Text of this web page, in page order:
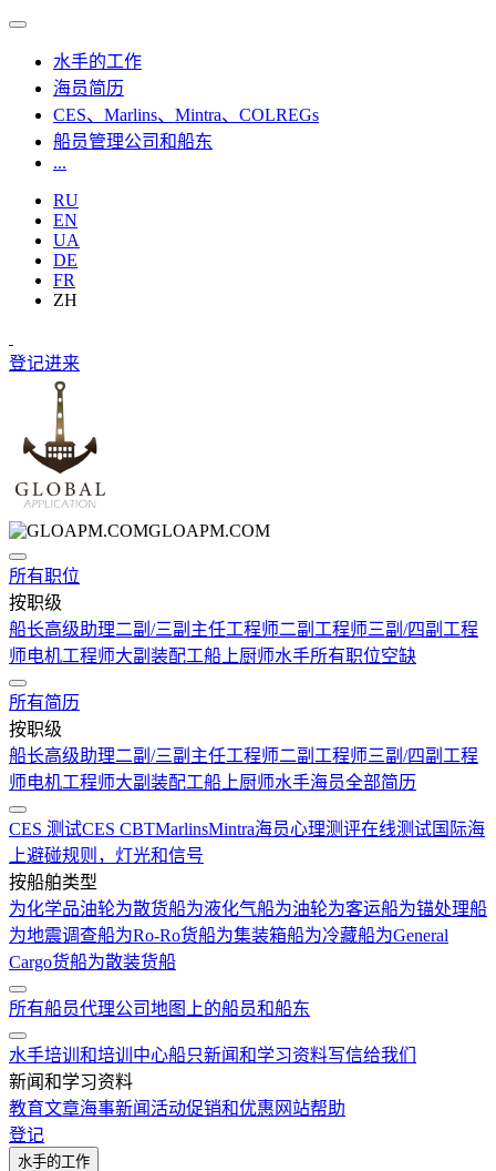
水手的工作
海员简历
CES、Marlins、Mintra、COLREGs
船员管理公司和船东
...
RU
EN
UA
DE
FR
ZH
登记进来
GLOAPM.COM
所有职位
按职级
船长高级助理二副/三副 主任工程师二副工程师三副/四副工程
师电机工程师大副 装配工船上厨师水手所有职位空缺
所有简历
按职级
船长高级助理二副/三副 主任工程师二副工程师三副/四副工程
师电机工程师大副 装配工船上厨师水手海员全部简历
CES 测试CES CBTMarlinsMintra海员心理测评在线测试国际海
上避碰规则，灯光和信号
按船舶类型
为化学品油轮为散货船为液化气船为油轮为客运船为锚处理船
为地震调查船为Ro-Ro货船为集装箱船为冷藏船为General
Cargo货船为散装货船
所有船员代理公司地图上的船员和船东
水手培训和培训中心船只新闻和学习资料写信给我们
新闻和学习资料
教育文章海事新闻活动促销和优惠 网站帮助
登记
水手的工作